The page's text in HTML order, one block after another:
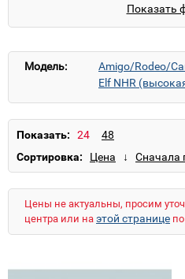
Показать
Модель:
Amigo/Rodeo/
Elf NHR
Показать:
Сортировка:
Цены не актуальны, просим
центра или на этой странице